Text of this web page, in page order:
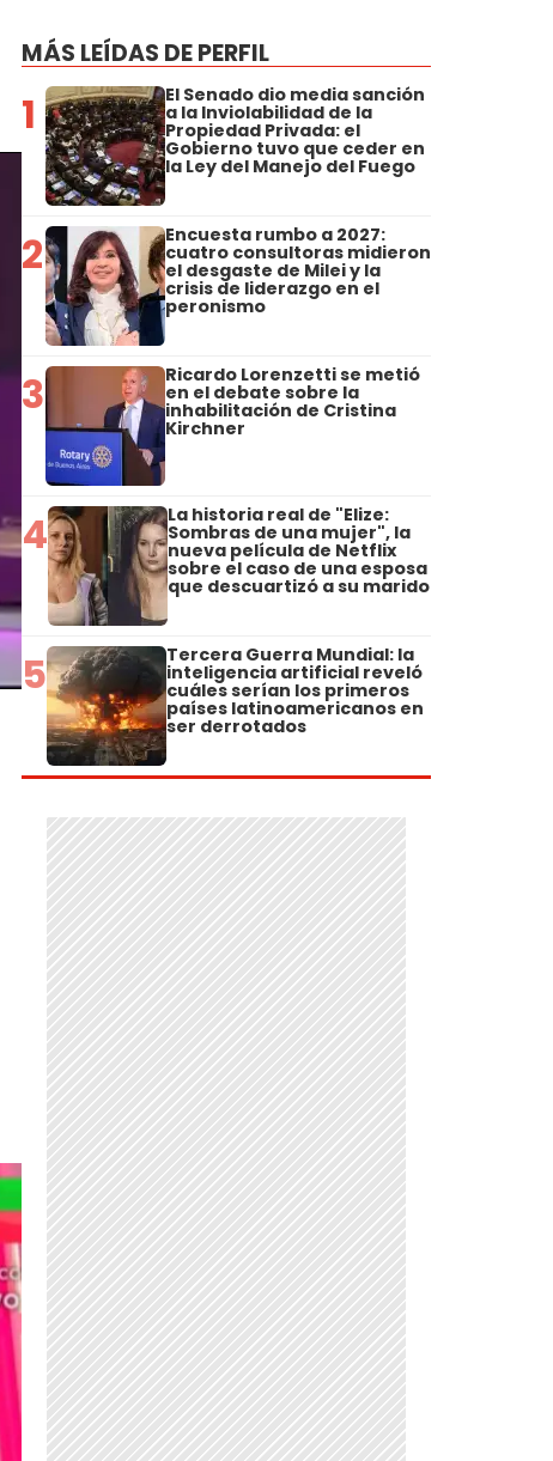
MÁS LEÍDAS DE PERFIL
1 El Senado dio media sanción
a la Inviolabilidad de la
Propiedad Privada: el
Gobierno tuvo que ceder en
la Ley del Manejo del Fuego
2 Encuesta rumbo a 2027:
cuatro consultoras midieron
el desgaste de Milei y la
crisis de liderazgo en el
peronismo
3 Ricardo Lorenzetti se metió
en el debate sobre la
inhabilitación de Cristina
Kirchner
4 La historia real de "Elize:
Sombras de una mujer", la
nueva película de Netflix
sobre el caso de una esposa
que descuartizó a su marido
5 Tercera Guerra Mundial: la
inteligencia artificial reveló
cuáles serían los primeros
países latinoamericanos en
ser derrotados